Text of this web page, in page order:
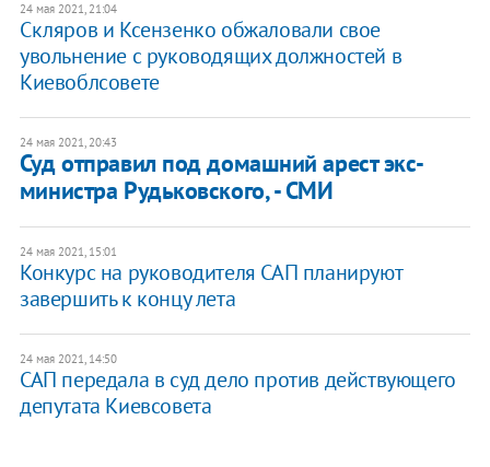
24 мая 2021, 21:04
Скляров и Ксензенко обжаловали свое
увольнение с руководящих должностей в
Киевоблсовете
24 мая 2021, 20:43
Суд отправил под домашний арест экс-
министра Рудьковского, - СМИ
24 мая 2021, 15:01
Конкурс на руководителя САП планируют
завершить к концу лета
24 мая 2021, 14:50
САП передала в суд дело против действующего
депутата Киевсовета